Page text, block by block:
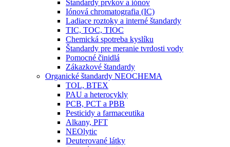
Štandardy prvkov a iónov
Iónová chromatografia (IC)
Ladiace roztoky a interné štandardy
TIC, TOC, TIOC
Chemická spotreba kyslíku
Štandardy pre meranie tvrdosti vody
Pomocné činidlá
Zákazkové štandardy
Organické štandardy NEOCHEMA
TOL, BTEX
PAU a heterocykly
PCB, PCT a PBB
Pesticidy a farmaceutika
Alkany, PFT
NEOlytic
Deuterované látky